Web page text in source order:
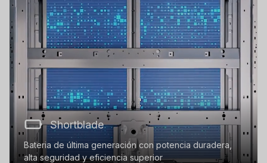
Shortblade
Bateria de última generación con potencia duradera,
alta seguridad y eficiencia superior